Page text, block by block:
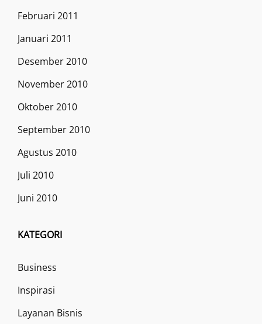
Februari 2011
Januari 2011
Desember 2010
November 2010
Oktober 2010
September 2010
Agustus 2010
Juli 2010
Juni 2010
KATEGORI
Business
Inspirasi
Layanan Bisnis